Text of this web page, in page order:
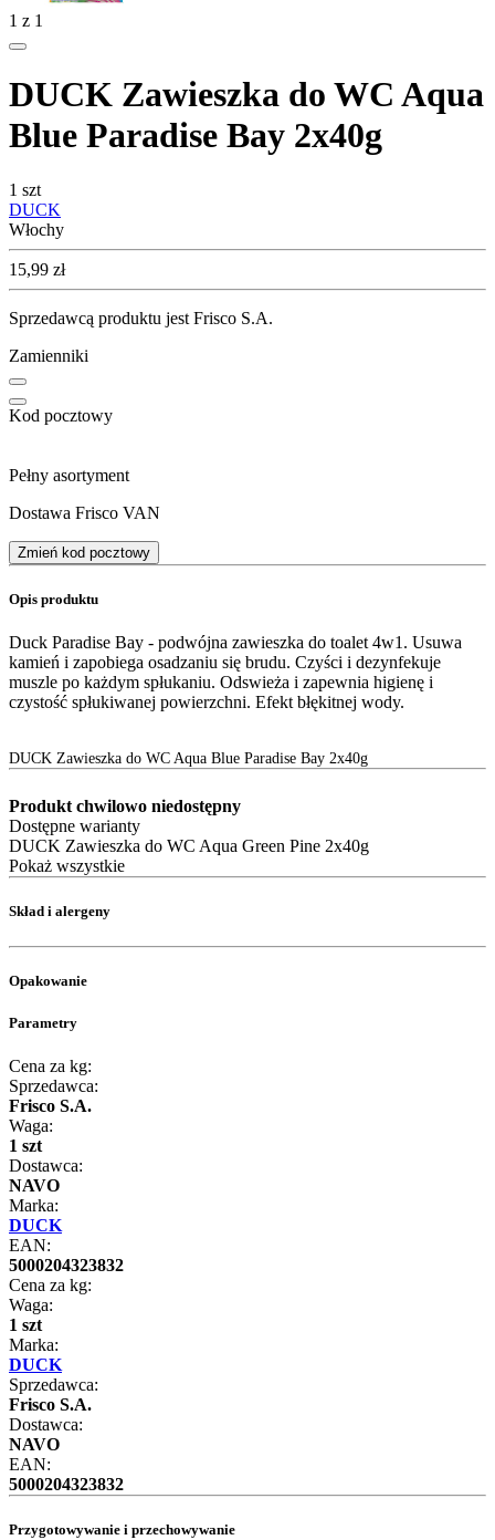
1 z 1
DUCK Zawieszka do WC Aqua
Blue Paradise Bay 2x40g
1 szt
DUCK
Włochy
Cena
15,99 zł
Sprzedawcą produktu jest Frisco S.A.
Zamienniki
Kod pocztowy
Pełny asortyment
Dostawa Frisco VAN
Zmień kod pocztowy
Opis produktu
Duck Paradise Bay - podwójna zawieszka do toalet 4w1. Usuwa
kamień i zapobiega osadzaniu się brudu. Czyści i dezynfekuje
muszle po każdym spłukaniu. Odswieża i zapewnia higienę i
czystość spłukiwanej powierzchni. Efekt błękitnej wody.
DUCK Zawieszka do WC Aqua Blue Paradise Bay 2x40g
Produkt chwilowo niedostępny
Dostępne warianty
DUCK Zawieszka do WC Aqua Green Pine 2x40g
Pokaż wszystkie
Skład i alergeny
Opakowanie
Parametry
Cena za kg:
Sprzedawca:
Frisco S.A.
Waga:
1 szt
Dostawca:
NAVO
Marka:
DUCK
EAN:
5000204323832
Cena za kg:
Waga:
1 szt
Marka:
DUCK
Sprzedawca:
Frisco S.A.
Dostawca:
NAVO
EAN:
5000204323832
Przygotowywanie i przechowywanie